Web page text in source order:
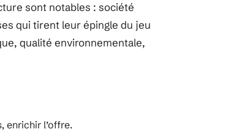
sont notables : société
qui tirent leur épingle du jeu
qualité environnementale,
enrichir l’offre.